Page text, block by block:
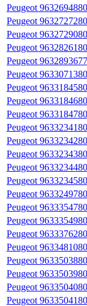
Peugeot 9632694880
Peugeot 9632727280
Peugeot 9632729080
Peugeot 9632826180
Peugeot 9632893677
Peugeot 9633071380
Peugeot 9633184580
Peugeot 9633184680
Peugeot 9633184780
Peugeot 9633234180
Peugeot 9633234280
Peugeot 9633234380
Peugeot 9633234480
Peugeot 9633234580
Peugeot 9633249780
Peugeot 9633354780
Peugeot 9633354980
Peugeot 9633376280
Peugeot 9633481080
Peugeot 9633503880
Peugeot 9633503980
Peugeot 9633504080
Peugeot 9633504180